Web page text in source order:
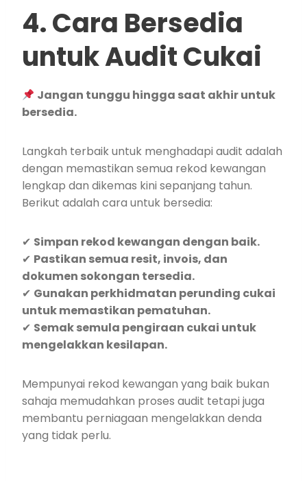
4. Cara Bersedia
untuk Audit Cukai
Jangan tunggu hingga saat akhir untuk
bersedia.
Langkah terbaik untuk menghadapi audit adalah
dengan memastikan semua rekod kewangan
lengkap dan dikemas kini sepanjang tahun.
Berikut adalah cara untuk bersedia:
✔ Simpan rekod kewangan dengan baik.
✔ Pastikan semua resit, invois, dan
dokumen sokongan tersedia.
✔ Gunakan perkhidmatan perunding cukai
untuk memastikan pematuhan.
✔ Semak semula pengiraan cukai untuk
mengelakkan kesilapan.
Mempunyai rekod kewangan yang baik bukan
sahaja memudahkan proses audit tetapi juga
membantu perniagaan mengelakkan denda
yang tidak perlu.